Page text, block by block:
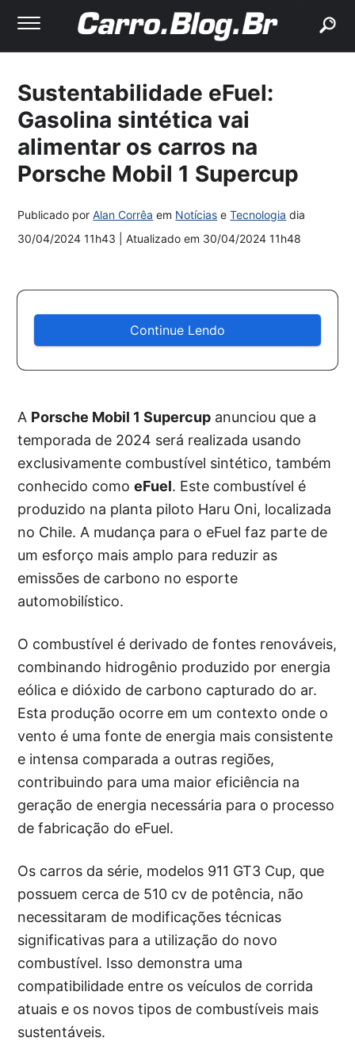
Sustentabilidade eFuel:
Gasolina sintética vai
alimentar os carros na
Porsche Mobil 1 Supercup
Publicado porAlan Corrêa em Notícias eTecnologia dia
30/04/2024 11h43
| Atualizado em 30/04/2024 11h48
Continue Lendo
A Porsche Mobil 1 Supercup anunciou que a
temporada de 2024 será realizada usando
exclusivamente combustível sintético, também
conhecido comoeFuel. Este combustível é
produzido na planta piloto Haru Oni, localizada
no Chile. A mudança para o eFuel faz parte de
um esforço mais amplo para reduzir as
emissões de carbono no esporte
automobilístico.
O combustível é derivado de fontes renováveis,
combinando hidrogênio produzido por energia
eólica e dióxido de carbono capturado do ar.
Esta produção ocorre em um contexto onde o
vento é uma fonte de energia mais consistente
e intensa comparada a outras regiões,
contribuindo para uma maior eficiência na
geração de energia necessária para o processo
de fabricação do eFuel.
Os carros da série, modelos 911 GT3 Cup, que
possuem cerca de 510 cv de potência, não
necessitaram de modificações técnicas
significativas para a utilização do novo
combustível. Isso demonstra uma
compatibilidade entre os veículos de corrida
atuais e os novos tipos de combustíveis mais
sustentáveis.